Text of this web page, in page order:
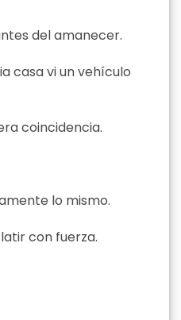
del amanecer.
casa vi un vehículo
coincidencia.
lo mismo.
con fuerza.